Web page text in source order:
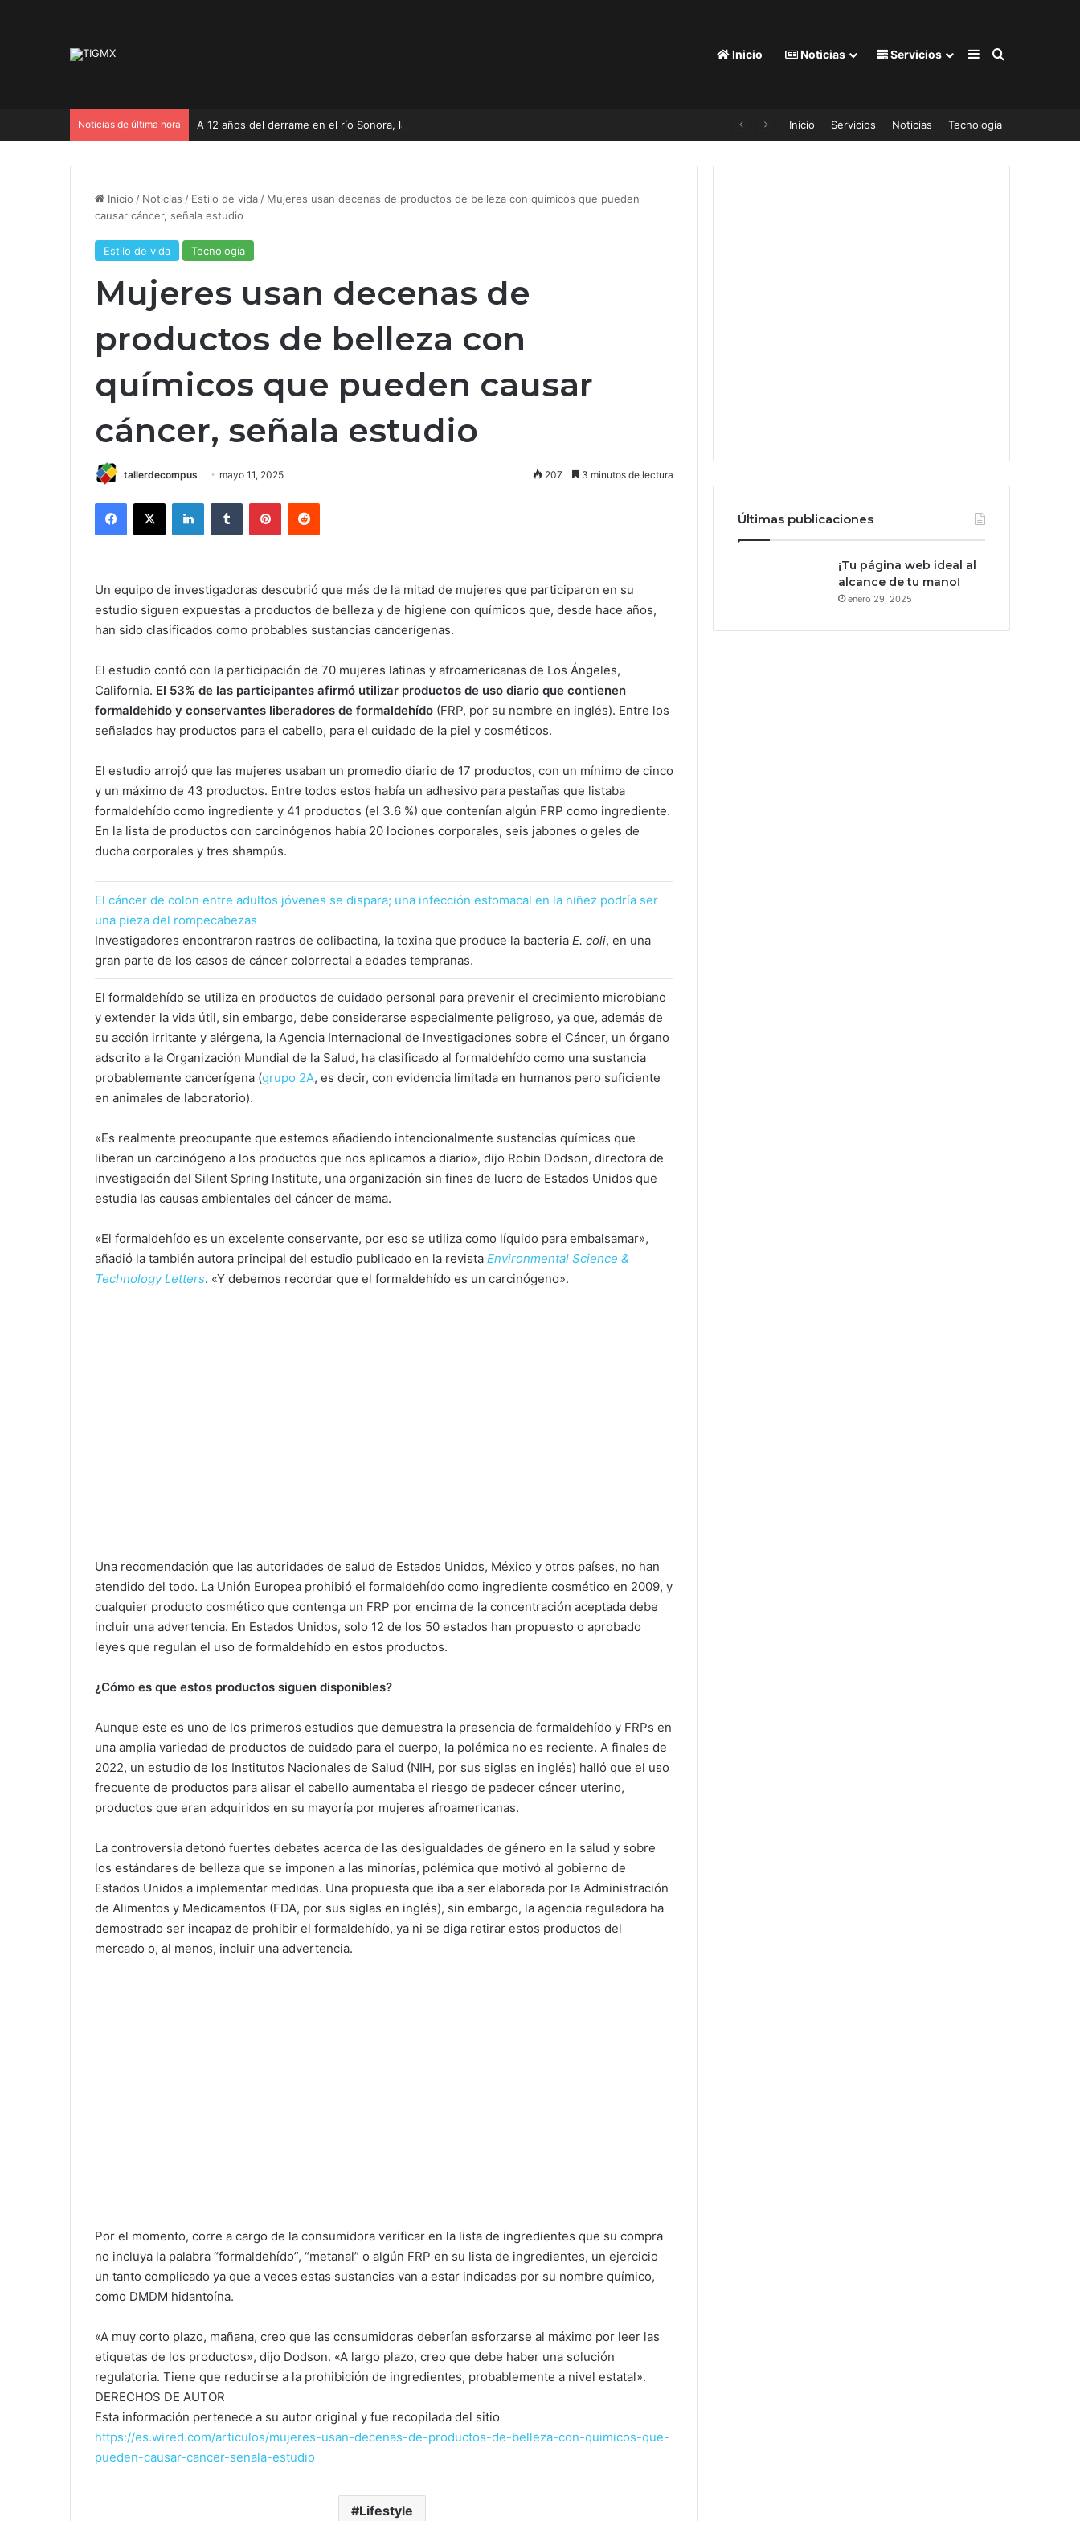
Inicio Noticias Servicios Barra lateral
Buscar por
Noticias de última hora A 12 años del derrame en el río Sonora, las comunidades aún viven sin confiar en el agua Inicio Servicios Noticias Tecnología
Inicio / Noticias / Estilo de vida / Mujeres usan decenas de productos de belleza con químicos que pueden
causar cáncer, señala estudio
Estilo de vida Tecnología
Mujeres usan decenas de
productos de belleza con
químicos que pueden causar
cáncer, señala estudio
tallerdecompus mayo 11, 2025 207 3 minutos de lectura
Un equipo de investigadoras descubrió que más de la mitad de mujeres que participaron en su
estudio siguen expuestas a productos de belleza y de higiene con químicos que, desde hace años,
han sido clasificados como probables sustancias cancerígenas.
El estudio contó con la participación de 70 mujeres latinas y afroamericanas de Los Ángeles,
California. El 53% de las participantes afirmó utilizar productos de uso diario que contienen
formaldehído y conservantes liberadores de formaldehído (FRP, por su nombre en inglés). Entre los
señalados hay productos para el cabello, para el cuidado de la piel y cosméticos.
El estudio arrojó que las mujeres usaban un promedio diario de 17 productos, con un mínimo de cinco
y un máximo de 43 productos. Entre todos estos había un adhesivo para pestañas que listaba
formaldehído como ingrediente y 41 productos (el 3.6 %) que contenían algún FRP como ingrediente.
En la lista de productos con carcinógenos había 20 lociones corporales, seis jabones o geles de
ducha corporales y tres shampús.
El cáncer de colon entre adultos jóvenes se dispara; una infección estomacal en la niñez podría ser
una pieza del rompecabezas
Investigadores encontraron rastros de colibactina, la toxina que produce la bacteria E. coli, en una
gran parte de los casos de cáncer colorrectal a edades tempranas.
El formaldehído se utiliza en productos de cuidado personal para prevenir el crecimiento microbiano
y extender la vida útil, sin embargo, debe considerarse especialmente peligroso, ya que, además de
su acción irritante y alérgena, la Agencia Internacional de Investigaciones sobre el Cáncer, un órgano
adscrito a la Organización Mundial de la Salud, ha clasificado al formaldehído como una sustancia
probablemente cancerígena (grupo 2A, es decir, con evidencia limitada en humanos pero suficiente
en animales de laboratorio).
«Es realmente preocupante que estemos añadiendo intencionalmente sustancias químicas que
liberan un carcinógeno a los productos que nos aplicamos a diario», dijo Robin Dodson, directora de
investigación del Silent Spring Institute, una organización sin fines de lucro de Estados Unidos que
estudia las causas ambientales del cáncer de mama.
«El formaldehído es un excelente conservante, por eso se utiliza como líquido para embalsamar»,
añadió la también autora principal del estudio publicado en la revista Environmental Science &
Technology Letters. «Y debemos recordar que el formaldehído es un carcinógeno».
Una recomendación que las autoridades de salud de Estados Unidos, México y otros países, no han
atendido del todo. La Unión Europea prohibió el formaldehído como ingrediente cosmético en 2009, y
cualquier producto cosmético que contenga un FRP por encima de la concentración aceptada debe
incluir una advertencia. En Estados Unidos, solo 12 de los 50 estados han propuesto o aprobado
leyes que regulan el uso de formaldehído en estos productos.
¿Cómo es que estos productos siguen disponibles?
Aunque este es uno de los primeros estudios que demuestra la presencia de formaldehído y FRPs en
una amplia variedad de productos de cuidado para el cuerpo, la polémica no es reciente. A finales de
2022, un estudio de los Institutos Nacionales de Salud (NIH, por sus siglas en inglés) halló que el uso
frecuente de productos para alisar el cabello aumentaba el riesgo de padecer cáncer uterino,
productos que eran adquiridos en su mayoría por mujeres afroamericanas.
La controversia detonó fuertes debates acerca de las desigualdades de género en la salud y sobre
los estándares de belleza que se imponen a las minorías, polémica que motivó al gobierno de
Estados Unidos a implementar medidas. Una propuesta que iba a ser elaborada por la Administración
de Alimentos y Medicamentos (FDA, por sus siglas en inglés), sin embargo, la agencia reguladora ha
demostrado ser incapaz de prohibir el formaldehído, ya ni se diga retirar estos productos del
mercado o, al menos, incluir una advertencia.
Por el momento, corre a cargo de la consumidora verificar en la lista de ingredientes que su compra
no incluya la palabra “formaldehído”, “metanal” o algún FRP en su lista de ingredientes, un ejercicio
un tanto complicado ya que a veces estas sustancias van a estar indicadas por su nombre químico,
como DMDM hidantoína.
«A muy corto plazo, mañana, creo que las consumidoras deberían esforzarse al máximo por leer las
etiquetas de los productos», dijo Dodson. «A largo plazo, creo que debe haber una solución
regulatoria. Tiene que reducirse a la prohibición de ingredientes, probablemente a nivel estatal».
DERECHOS DE AUTOR
Esta información pertenece a su autor original y fue recopilada del sitio
https://es.wired.com/articulos/mujeres-usan-decenas-de-productos-de-belleza-con-quimicos-que-
pueden-causar-cancer-senala-estudio
Lifestyle
Últimas publicaciones
¡Tu página web ideal al
alcance de tu mano!
enero 29, 2025